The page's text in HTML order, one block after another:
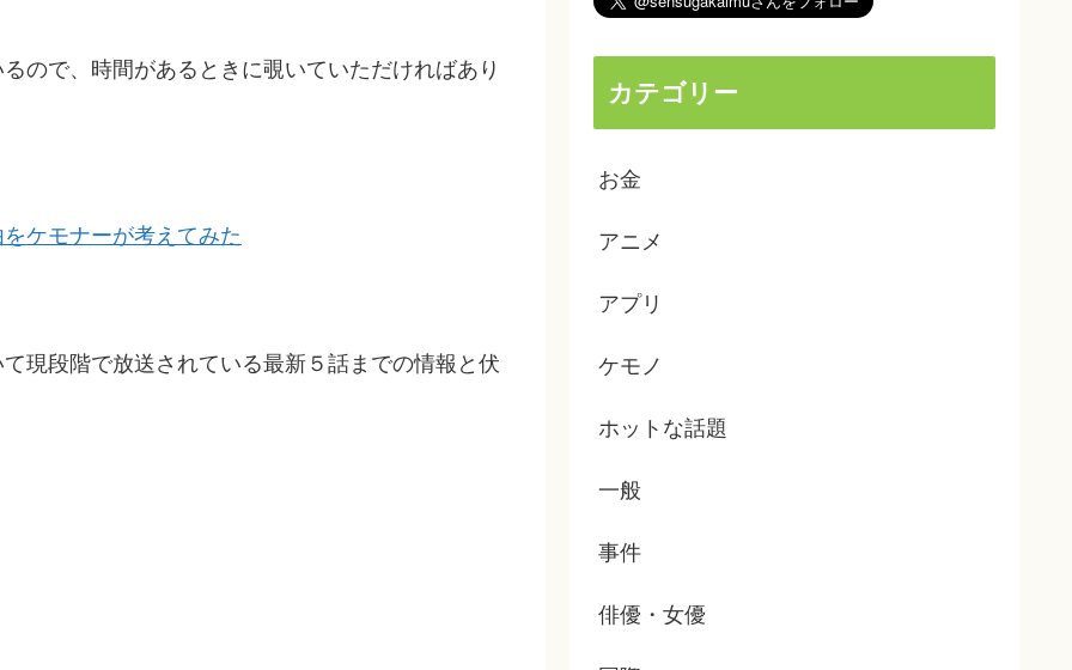
ので、時間があるときに覗いていただければあり
ケモナーが考えてみた
現段階で放送されている最新５話までの情報と伏
カテゴリー
お金
アニメ
アプリ
ケモノ
ホットな話題
一般
事件
俳優・女優